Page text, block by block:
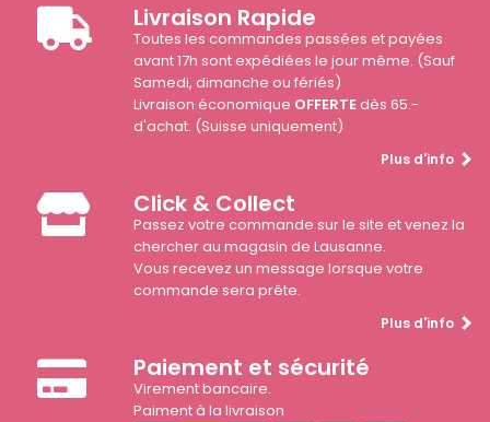
Livraison Rapide
Toutes les commandes passées et payées
avant 17h sont expédiées le jour même. (Sauf
Samedi, dimanche ou fériés)
Livraison économique OFFERTEdès 65.-
d'achat. (Suisse uniquement)
Plus d'info
Click & Collect
Passez votre commande sur le site et venez la
chercher au magasin de Lausanne.
Vous recevez un message lorsque votre
commande sera prête.
Plus d'info
Paiement et sécurité
Virement bancaire.
Paiment à la livraison